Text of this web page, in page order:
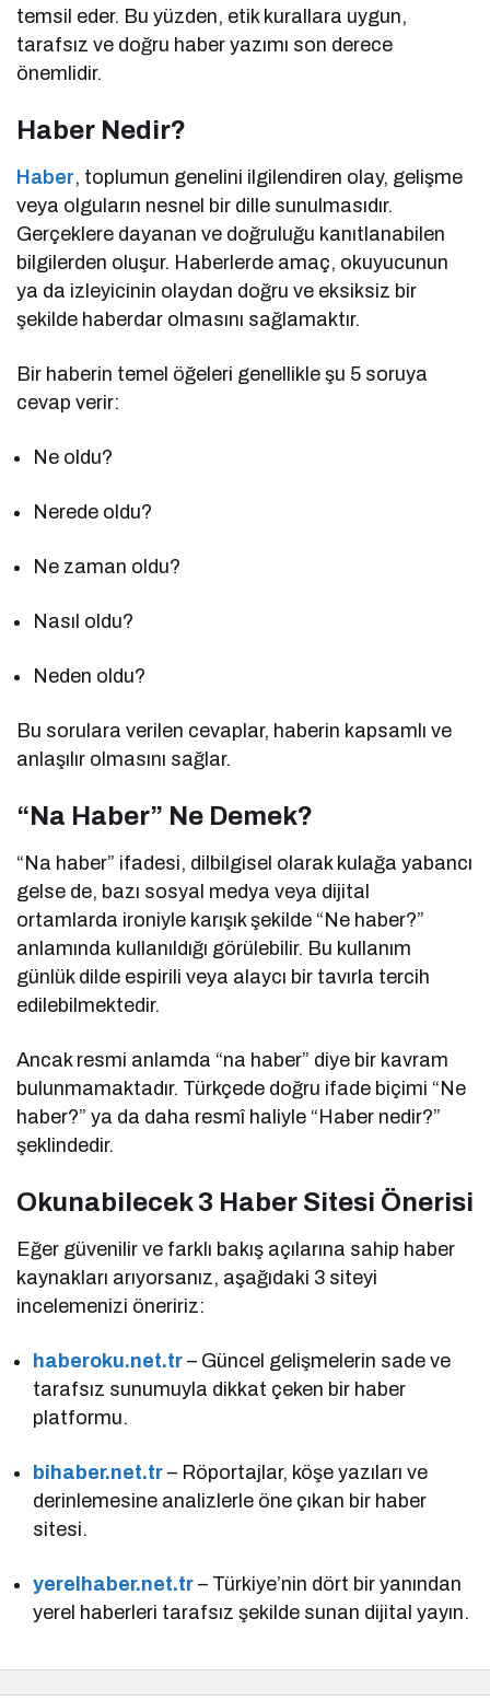
temsil eder. Bu yüzden, etik kurallara uygun,
tarafsız ve doğru haber yazımı son derece
önemlidir.
Haber Nedir?
Haber, toplumun genelini ilgilendiren olay, gelişme
veya olguların nesnel bir dille sunulmasıdır.
Gerçeklere dayanan ve doğruluğu kanıtlanabilen
bilgilerden oluşur. Haberlerde amaç, okuyucunun
ya da izleyicinin olaydan doğru ve eksiksiz bir
şekilde haberdar olmasını sağlamaktır.
Bir haberin temel öğeleri genellikle şu 5 soruya
cevap verir:
Ne oldu?
Nerede oldu?
Ne zaman oldu?
Nasıl oldu?
Neden oldu?
Bu sorulara verilen cevaplar, haberin kapsamlı ve
anlaşılır olmasını sağlar.
“Na Haber” Ne Demek?
“Na haber” ifadesi, dilbilgisel olarak kulağa yabancı
gelse de, bazı sosyal medya veya dijital
ortamlarda ironiyle karışık şekilde “Ne haber?”
anlamında kullanıldığı görülebilir. Bu kullanım
günlük dilde espirili veya alaycı bir tavırla tercih
edilebilmektedir.
Ancak resmi anlamda “na haber” diye bir kavram
bulunmamaktadır. Türkçede doğru ifade biçimi “Ne
haber?” ya da daha resmî haliyle “Haber nedir?”
şeklindedir.
Okunabilecek 3 Haber Sitesi Önerisi
Eğer güvenilir ve farklı bakış açılarına sahip haber
kaynakları arıyorsanız, aşağıdaki 3 siteyi
incelemenizi öneririz:
haberoku.net.tr – Güncel gelişmelerin sade ve
tarafsız sunumuyla dikkat çeken bir haber
platformu.
bihaber.net.tr – Röportajlar, köşe yazıları ve
derinlemesine analizlerle öne çıkan bir haber
sitesi.
yerelhaber.net.tr – Türkiye’nin dört bir yanından
yerel haberleri tarafsız şekilde sunan dijital yayın.